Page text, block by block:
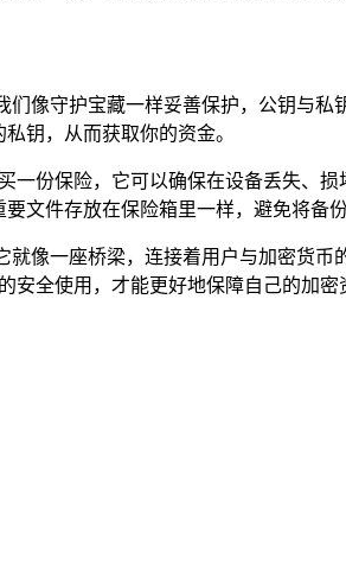
像守护宝藏一样妥善保护，公钥与
钥，从而获取你的资金。
一份保险，它可以确保在设备丢失、
文件存放在保险箱里一样，避免将备
就像一座桥梁，连接着用户与加密货
全使用，才能更好地保障自己的加